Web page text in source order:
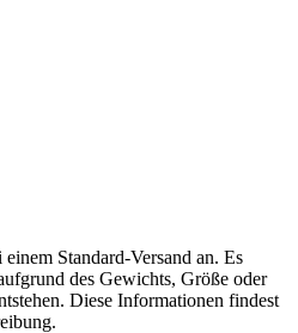
Standard-Versand an. Es
des Gewichts, Größe oder
Diese Informationen findest